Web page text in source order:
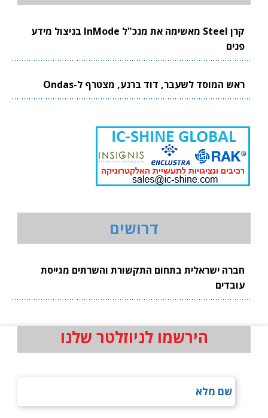
קרן Steel מאשימה את מנכ"ל InMode בניצול מידע
פנים
ראש המוסד לשעבר, דוד ברנע, מצטרף ל-Ondas
דרושים
חברה ישראלית בתחום התקשורת והשרתים מגייסת
עובדים
הירשמו לניוזלטר שלנו